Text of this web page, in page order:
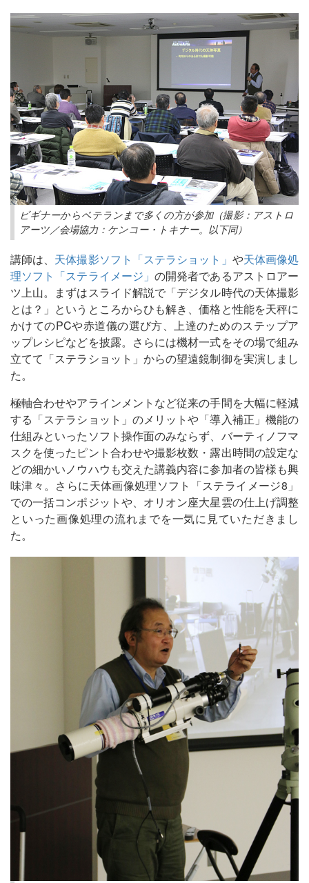
ビギナーからベテランまで多くの方が参加（撮影：アストロ
アーツ／会場協力：ケンコー・トキナー。以下同）
講師は、 天体撮影ソフト「ステラショット」 や天体画像処
理ソフト「ステライメージ」の開発者であるアストロアー
ツ上山。まずはスライド解説で「デジタル時代の天体撮影
とは？」というところからひも解き、価格と性能を天秤に
かけてのPCや赤道儀の選び方、上達のためのステップア
ップレシピなどを披露。さらには機材一式をその場で組み
立てて「ステラショット」からの望遠鏡制御を実演しまし
た。
極軸合わせやアラインメントなど従来の手間を大幅に軽減
する「ステラショット」のメリットや「導入補正」機能の
仕組みといったソフト操作面のみならず、バーティノフマ
スクを使ったピント合わせや撮影枚数・露出時間の設定な
どの細かいノウハウも交えた講義内容に参加者の皆様も興
味津々。さらに天体画像処理ソフト「ステライメージ8」
での一括コンポジットや、オリオン座大星雲の仕上げ調整
といった画像処理の流れまでを一気に見ていただきまし
た。